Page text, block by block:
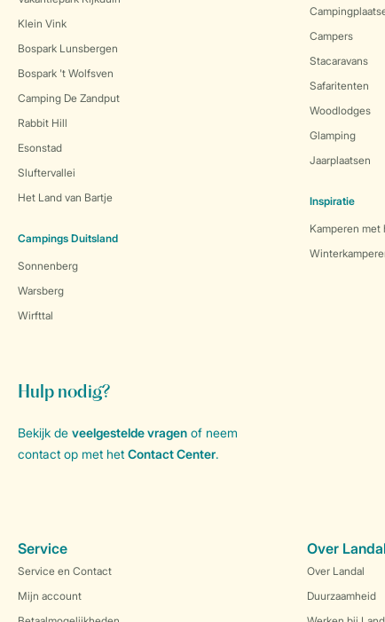
Klein Vink
Bospark Lunsbergen
Bospark 't Wolfsven
Camping De Zandput
Rabbit Hill
Esonstad
Sluftervallei
Het Land van Bartje
Campings Duitsland
Sonnenberg
Warsberg
Wirfttal
Campers
Stacaravans
Safaritenten
Woodlodges
Glamping
Jaarplaatsen
Inspiratie
Kamperen met
Hulp nodig?
Bekijk de veelgestelde vragen of neem
contact op met het Contact Center.
Service
Service en Contact
Mijn account
Over Landal
Over Landal
Duurzaamheid